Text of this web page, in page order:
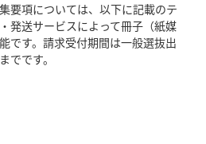
要項については、以下に記載のテ
発送サービスによって冊子（紙媒
です。請求受付期間は一般選抜出
でです。